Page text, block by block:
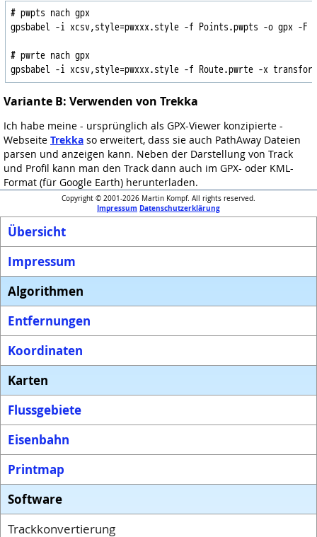
# pwpts nach gpx
gpsbabel -i xcsv,style=pwxxx.style -f Points.pwpts -o gpx -F
# pwrte nach gpx
Variante B: Verwenden von Trekka
Ich habe meine - ursprünglich als GPX-Viewer konzipierte -
Webseite Trekka so erweitert, dass sie auch PathAway Dateien
parsen und anzeigen kann. Neben der Darstellung von Track
und Profil kann man den Track dann auch im GPX- oder KML-
Format (für Google Earth) herunterladen.
Copyright © 2001-2026 Martin Kompf. All rights reserved.
Impressum Datenschutzerklärung
Übersicht
Impressum
Algorithmen
Entfernungen
Koordinaten
Karten
Flussgebiete
Eisenbahn
Printmap
Software
Trackkonvertierung